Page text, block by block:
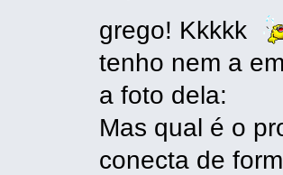
grego! Kkkkk
tenho nem a
a foto dela:
Mas qual é o
conecta de